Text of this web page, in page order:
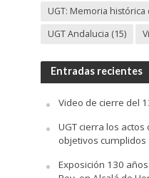
UGT: Memoria
UGT Andalucia (15)
Entradas recientes
Video de cierre del
UGT cierra los
objetivos cumplidos
Exposición 130